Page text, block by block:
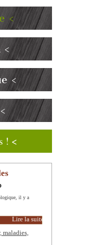
<
<
<
! <
il y a
Lire la suite
maladies,